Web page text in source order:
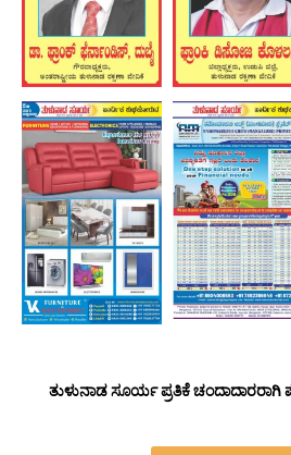
ತುಳುನಾಡ ಸೂರ್ಯ ಪ್ರತಿಕೆ ಚಂದಾದಾರರಾಗಿ